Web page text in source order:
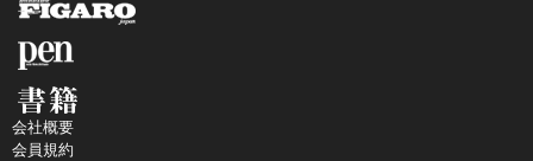
会社概要
会員規約